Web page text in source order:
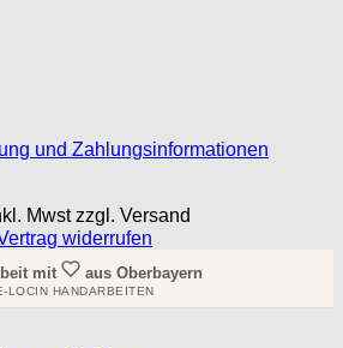
und Zahlungsinformationen
Mwst zzgl. Versand
widerrufen
mit aus Oberbayern
LOCIN HANDARBEITEN